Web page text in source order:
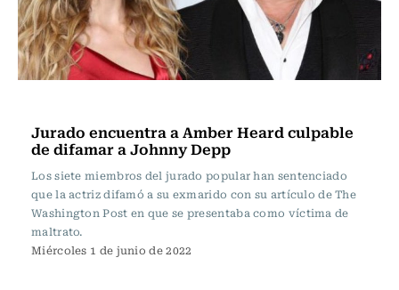
Jurado encuentra a Amber Heard culpable
de difamar a Johnny Depp
Los siete miembros del jurado popular han sentenciado
que la actriz difamó a su exmarido con su artículo de The
Washington Post en que se presentaba como víctima de
maltrato.
Miércoles 1 de junio de 2022